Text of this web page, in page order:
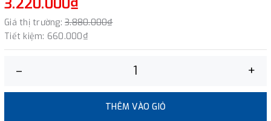
3.220.000₫
Giá thị trường: 3.880.000₫
Tiết kiệm: 660.000₫
– +
THÊM VÀO GIỎ